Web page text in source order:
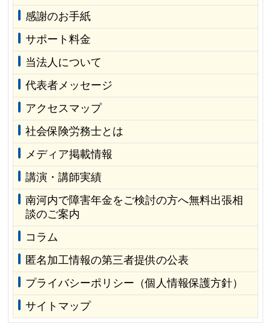
感謝のお手紙
サポート料金
当法人について
代表者メッセージ
アクセスマップ
社会保険労務士とは
メディア掲載情報
講演・講師実績
南河内で障害年金をご検討の方へ無料出張相
談のご案内
コラム
匿名加工情報の第三者提供の公表
プライバシーポリシー（個人情報保護方針）
サイトマップ